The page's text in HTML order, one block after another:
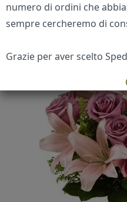
Home / Bellezza senza
numero di ordini che
sempre cercheremo di
Grazie per aver scelto